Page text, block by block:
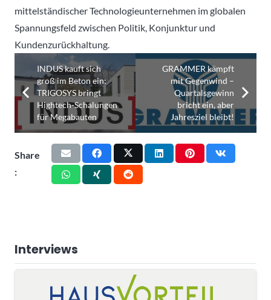
mittelständischer Technologieunternehmen im globalen
Spannungsfeld zwischen Politik, Konjunktur und
Kundenzurückhaltung.
INDUS kauft sich
groß im Beton ein:
TRIGOSYS bringt
Hightech-Schalungen
für Megabauten
GRAMMER kämpft
mit Gegenwind –
Quartalsgewinn
bricht ein, aber
Jahresziel bleibt!
Share
:
Interviews